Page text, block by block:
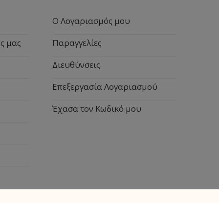
μας
Ο Λογαριασμός μου
Παραγγελίες
Διευθύνσεις
Επεξεργασία Λογαριασμού
Έχασα τον Κωδικό μου